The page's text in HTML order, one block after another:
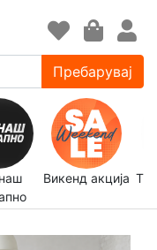
Пребарувај
Викенд акција